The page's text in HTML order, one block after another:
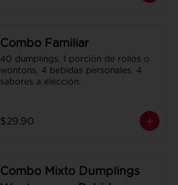
Combo Familiar
40 dumplings, 1 porción de rollos o
wontons, 4 bebidas personales. 4
sabores a elección.
$29.90
Combo Mixto Dumplings